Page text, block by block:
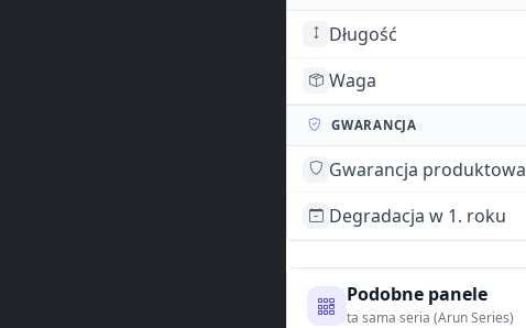
Długość
Waga
GWARANCJA
Gwarancja produktowa
Degradacja w 1. roku
Podobne panele
ta sama seria (Arun Series)